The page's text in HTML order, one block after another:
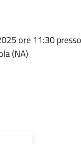
ore 11:30
(NA)